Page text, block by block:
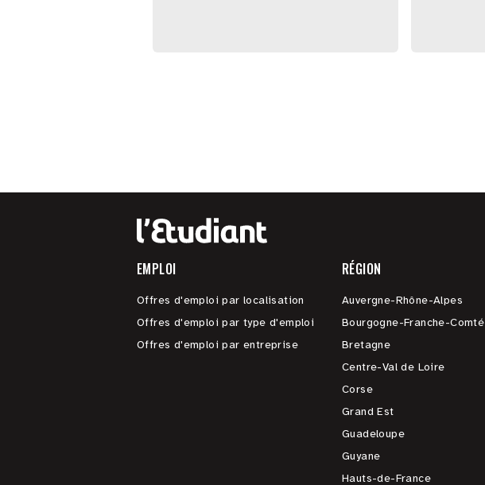
EMPLOI
Offres d'emploi par localisation
Offres d'emploi par type d'emploi
Offres d'emploi par entreprise
RÉGION
Auvergne-Rhône-Alpes
Bourgogne-Franche-Comté
Bretagne
Centre-Val de Loire
Corse
Grand Est
Guadeloupe
Guyane
Hauts-de-France